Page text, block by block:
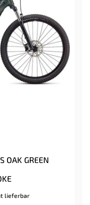
OAK GREEN
lieferbar